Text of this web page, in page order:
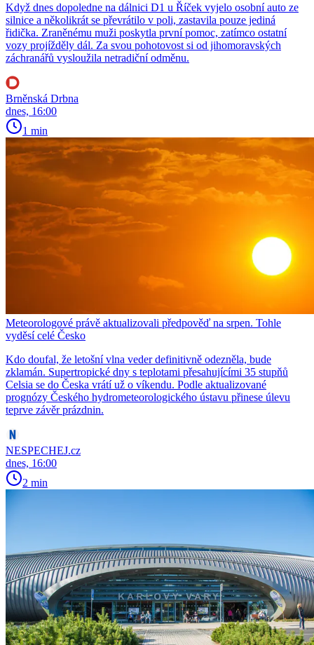
Když dnes dopoledne na dálnici D1 u Říček vyjelo osobní auto ze
silnice a několikrát se převrátilo v poli, zastavila pouze jediná
řidička. Zraněnému muži poskytla první pomoc, zatímco ostatní
vozy projížděly dál. Za svou pohotovost si od jihomoravských
záchranářů vysloužila netradiční odměnu.
Brněnská Drbna
dnes, 16:00
1 min
Meteorologové právě aktualizovali předpověď na srpen. Tohle
vyděsí celé Česko
Kdo doufal, že letošní vlna veder definitivně odezněla, bude
zklamán. Supertropické dny s teplotami přesahujícími 35 stupňů
Celsia se do Česka vrátí už o víkendu. Podle aktualizované
prognózy Českého hydrometeorologického ústavu přinese úlevu
teprve závěr prázdnin.
NESPECHEJ.cz
dnes, 16:00
2 min